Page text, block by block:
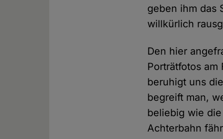
geben ihm das
willkürlich
Den hier
Porträtfotos
beruhigt uns
begreift man,
beliebig wie
Achterbahn